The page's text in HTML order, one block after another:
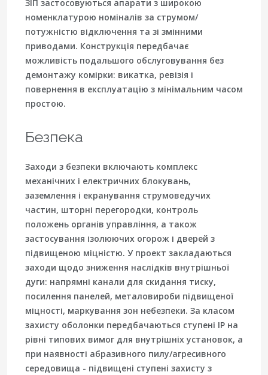
ЗІП застосовуються апарати з широкою
номенклатурою номіналів за струмом/
потужністю відключення та зі змінними
приводами. Конструкція передбачає
можливість подальшого обслуговування без
демонтажу комірки: викатка, ревізія і
повернення в експлуатацію з мінімальним часом
простою.
Безпека
Заходи з безпеки включають комплекс
механічних і електричних блокувань,
заземлення і екранування струмоведучих
частин, шторні перегородки, контроль
положень органів управління, а також
застосування ізолюючих огорож і дверей з
підвищеною міцністю. У проект закладаються
заходи щодо зниження наслідків внутрішньої
дуги: напрямні канали для скидання тиску,
посилення панелей, металовироби підвищеної
міцності, маркування зон небезпеки. За класом
захисту оболонки передбачаються ступені IP на
рівні типових вимог для внутрішніх установок, а
при наявності абразивного пилу/агресивного
середовища - підвищені ступені захисту з